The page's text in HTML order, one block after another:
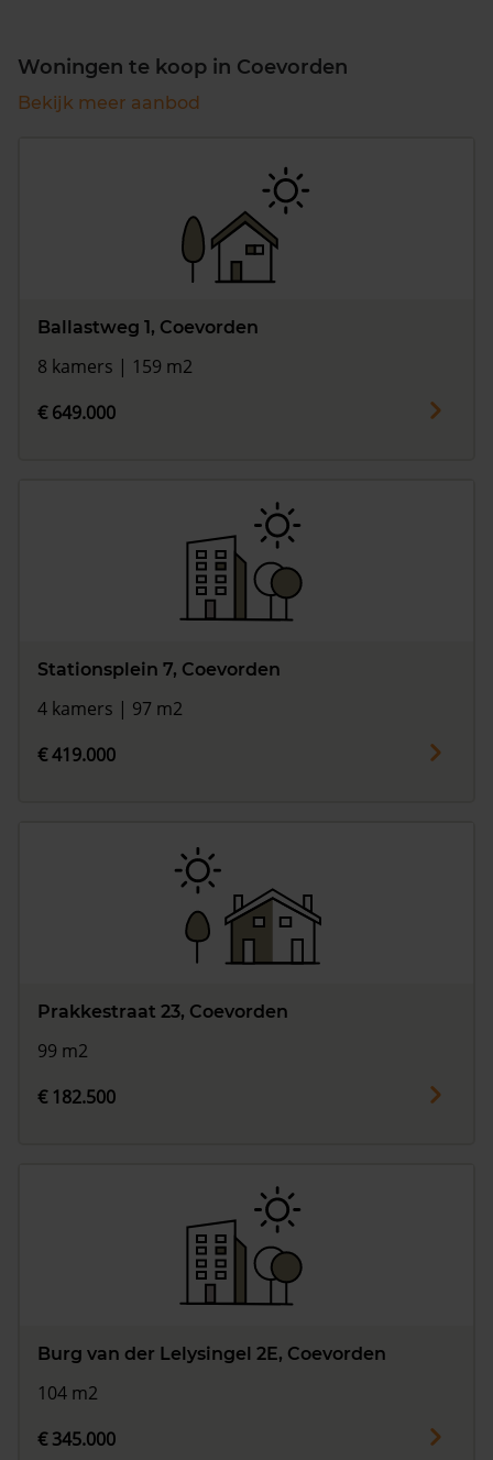
Woningen te koop in Coevorden
Bekijk meer aanbod
Ballastweg 1, Coevorden
8 kamers | 159 m2
€ 649.000
Stationsplein 7, Coevorden
4 kamers | 97 m2
€ 419.000
Prakkestraat 23, Coevorden
99 m2
€ 182.500
Burg van der Lelysingel 2E, Coevorden
104 m2
€ 345.000